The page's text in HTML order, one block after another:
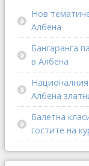
Нов
Албена
Бангаранга
в Албена
Албена
Балетна
гостите на